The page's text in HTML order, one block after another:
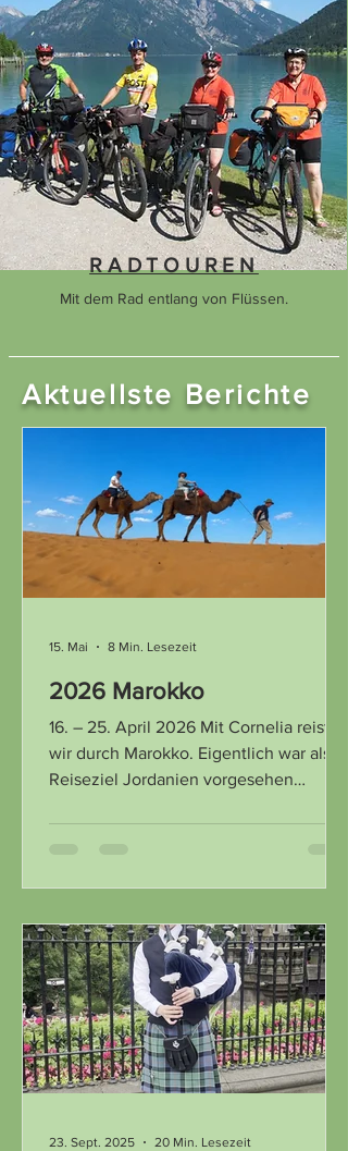
RADTOUREN
Mit dem Rad entlang von Flüssen.
Aktuellste Berichte
2026 Marokko
16. – 25. April 2026 Mit Cornelia reisten
wir durch Marokko. Eigentlich war als
Reiseziel Jordanien vorgesehen
Aber Marokko war mehr als nur ein
gross wie die Schweiz und hat ca. 39
Mio. Einwohner. Staatsoberhaupt ist
König Mohammed VI und Staatsreligion
ist Islam. Im Atlasgebirge liegt der
höchste Berg von Marokko, der 4'167 m
ho
15. Mai 8 Min. Lesezeit
23. Sept. 2025 20 Min. Lesezeit